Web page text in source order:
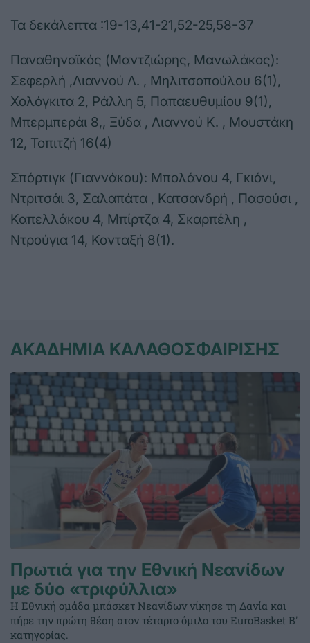
Τα δεκάλεπτα :19-13,41-21,52-25,58-37
Παναθηναϊκός (Μαντζιώρης, Μανωλάκος):
Σεφερλή ,Λιαννού Λ. , Μηλιτσοπούλου 6(1),
Χολόγκιτα 2, Ράλλη 5, Παπαευθυμίου 9(1),
Μπερμπεράι 8,, Ξύδα , Λιαννού Κ. , Μουστάκη
12, Τοπιτζή 16(4)
Σπόρτιγκ (Γιαννάκου): Μπολάνου 4, Γκιόνι,
Ντριτσάι 3, Σαλαπάτα , Κατσανδρή , Πασούσι ,
Καπελλάκου 4, Μπίρτζα 4, Σκαρπέλη ,
Ντρούγια 14, Κονταξή 8(1).
ΑΚΑΔΗΜΙΑ ΚΑΛΑΘΟΣΦΑΙΡΙΣΗΣ
Πρωτιά για την Εθνική Νεανίδων
με δύο «τριφύλλια»
Η Εθνική ομάδα μπάσκετ Νεανίδων νίκησε τη Δανία και
πήρε την πρώτη θέση στον τέταρτο όμιλο του EuroBasket Β'
κατηγορίας.